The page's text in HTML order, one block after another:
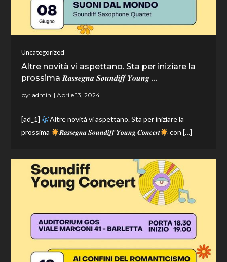
Uncategorized
Altre novità vi aspettano. Sta per iniziare la
prossima 𝑹𝒂𝒔𝒔𝒆𝒈𝒏𝒂 𝑺𝒐𝒖𝒏𝒅𝒊𝒇𝒇 𝒀𝒐𝒖𝒏𝒈 …
by: admin
[ad_1]
Altre novità vi aspettano. Sta per iniziare la
prossima
𝑹𝒂𝒔𝒔𝒆𝒈𝒏𝒂 𝑺𝒐𝒖𝒏𝒅𝒊𝒇𝒇 𝒀𝒐𝒖𝒏𝒈 𝑪𝒐𝒏𝒄𝒆𝒓𝒕 con […]